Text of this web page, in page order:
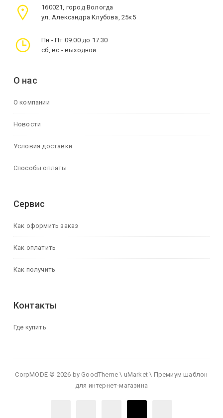
160021, город Вологда
ул. Александра Клубова, 25к5
Пн - Пт 09.00 до 17.30
сб, вс - выходной
О нас
О компании
Новости
Условия доставки
Способы оплаты
Сервис
Как оформить заказ
Как оплатить
Как получить
Контакты
Где купить
CorpMODE © 2026 by GoodTheme \ uMarket \ Премиум шаблон
для интернет-магазина